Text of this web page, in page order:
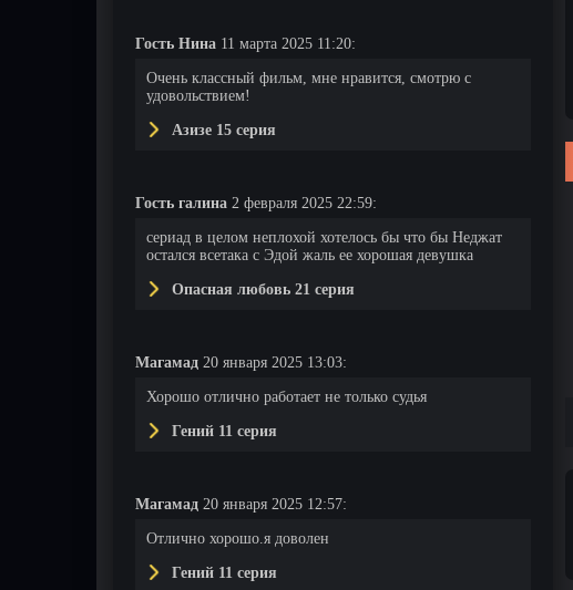
Гость Нина 11 марта 2025 11:20:
Очень классный фильм, мне нравится, смотрю с
удовольствием!
Азизе 15 серия
Гость галина 2 февраля 2025 22:59:
сериад в целом неплохой хотелось бы что бы Неджат
остался всетака с Эдой жаль ее хорошая девушка
Опасная любовь 21 серия
Магамад 20 января 2025 13:03:
Хорошо отлично работает не только судья
Гений 11 серия
Магамад 20 января 2025 12:57:
Отлично хорошо.я доволен
Гений 11 серия
15 серия